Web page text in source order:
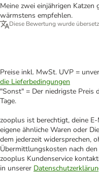
Meine zwei einjährigen
wärmstens empfehlen.
Diese Bewertung wurde
Preise inkl. MwSt. UVP =
die Lieferbedingungen
"Sonst" = Der niedrigste Preis
Tage.
zooplus ist berechtigt, deine
eigene ähnliche Waren oder
dem jederzeit widersprechen,
Übermittlungskosten nach
zooplus Kundenservice
in unserer